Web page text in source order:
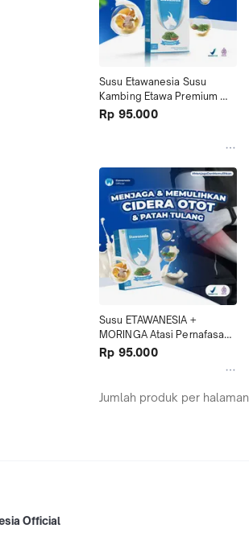
Susu Etawanesia Susu
Kambing Etawa Premium
Atasi Nyeri Tulang & Sendi
Rp 95.000
Susu ETAWANESIA +
MORINGA Atasi Pernafasan
Sendi Tulang HERBAL BPOM
Rp 95.000
Jumlah produk per halaman
Official